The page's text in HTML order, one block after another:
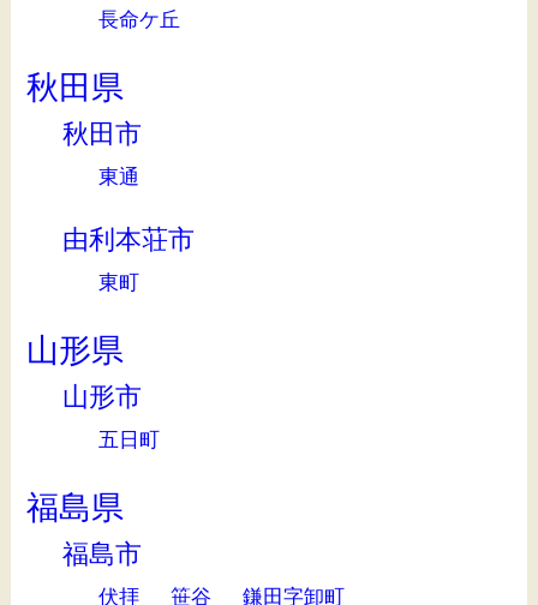
長命ケ丘
秋田県
秋田市
東通
由利本荘市
東町
山形県
山形市
五日町
福島県
福島市
伏拝 笹谷 鎌田字卸町